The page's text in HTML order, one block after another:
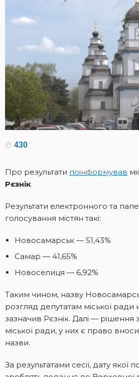
430
Про результати поінформував
Рєзнік.
Результати електронного та
голосування містян такі:
Новосамарськ — 51,43%
Самар — 41,65%
Новоселиця — 6,92%
Таким чином, назву
розгляд депутатам міської ради
зазначив Рєзнік. Далі — рішення
міської ради, у них є право
назви.
За результатами сесії, дату якої